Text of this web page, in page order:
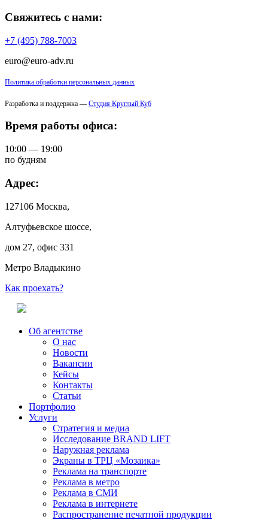
Свяжитесь с нами:
+7 (495) 788-7003
euro@euro-adv.ru
Политика обработки персональных данных
Разработка и поддержка — Студия Круглый Куб
Время работы офиса:
10:00 — 19:00
по будням
Адрес:
127106 Москва,
Алтуфьевское шоссе,
дом 27, офис 331
Метро Владыкино
Как проехать?
Об агентстве
О нас
Новости
Вакансии
Кейсы
Контакты
Статьи
Портфолио
Услуги
Стратегия и медиа
Исследование BRAND LIFT
Наружная реклама
Экраны в ТРЦ «Мозаика»
Реклама на транспорте
Реклама в метро
Реклама в СМИ
Реклама в интернете
Распространение печатной продукции